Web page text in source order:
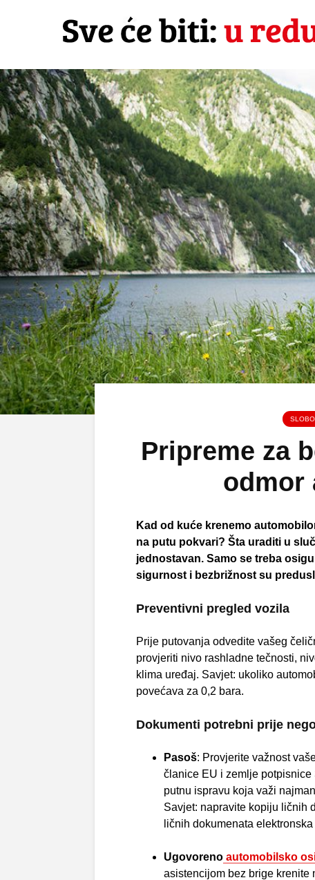
Pripreme za
odmor
Kad od kuće krenemo
na putu pokvari? Šta uraditi u
jednostavan. Samo se treba
sigurnost i bezbrižnost su
Preventivni pregled vozila
Prije putovanja odvedite vašeg
provjeriti nivo rashladne tečnosti,
klima uređaj. Savjet: ukoliko
povećava za 0,2 bara.
Dokumenti potrebni prije
Pasoš: Provjerite važnost
članice EU i zemlje
putnu ispravu koja važi
Savjet: napravite kopiju ličnih
ličnih dokumenata
Ugovoreno automobilsko
asistencijom bez brige krenite